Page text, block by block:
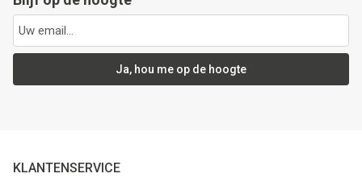
Ja, hou me op de hoogte
KLANTENSERVICE